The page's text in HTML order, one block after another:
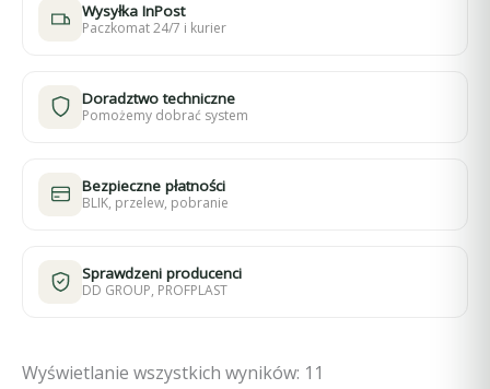
Wysyłka InPost
Paczkomat 24/7 i kurier
Doradztwo techniczne
Pomożemy dobrać system
Bezpieczne płatności
BLIK, przelew, pobranie
Sprawdzeni producenci
DD GROUP, PROFPLAST
Wyświetlanie wszystkich wyników: 11